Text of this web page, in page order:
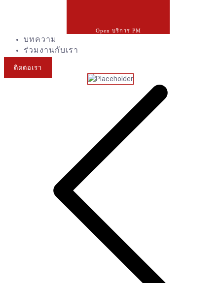
Open บริการ PM
บทความ
ร่วมงานกับเรา
ติดต่อเรา